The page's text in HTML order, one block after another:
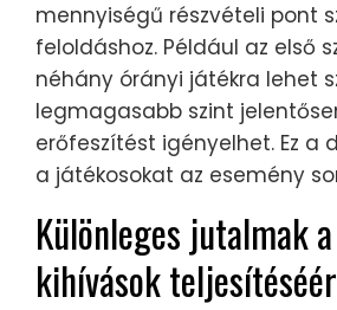
mennyiségű részvételi pont
feloldáshoz. Például az első
néhány órányi játékra lehet
legmagasabb szint
erőfeszítést igényelhet. Ez a
a játékosokat az esemény
Különleges jutalmak
kihívások